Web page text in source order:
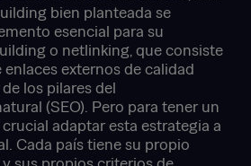
bien planteada se
esencial para su
o netlinking, que consiste
externos de calidad
los pilares del
(SEO). Pero para tener un
adaptar esta estrategia a
Cada país tiene su propio